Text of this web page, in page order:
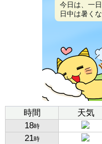
今日は、一
日中は暑く
時間 天気
18時
21時